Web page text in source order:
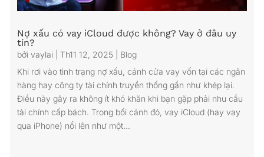
Nợ xấu có vay iCloud được không? Vay ở đâu uy
tín?
bởi vaylai Th11 12, 2025
Blog
Khi rơi vào tình trạng nợ xấu, cánh cửa vay vốn tại các ngân
hàng hay công ty tài chính truyền thống gần như khép lại.
Điều này gây ra không ít khó khăn khi bạn gặp phải nhu cầu
tài chính cấp bách. Trong bối cảnh đó, vay iCloud (hay vay
qua iPhone) nổi lên như một...